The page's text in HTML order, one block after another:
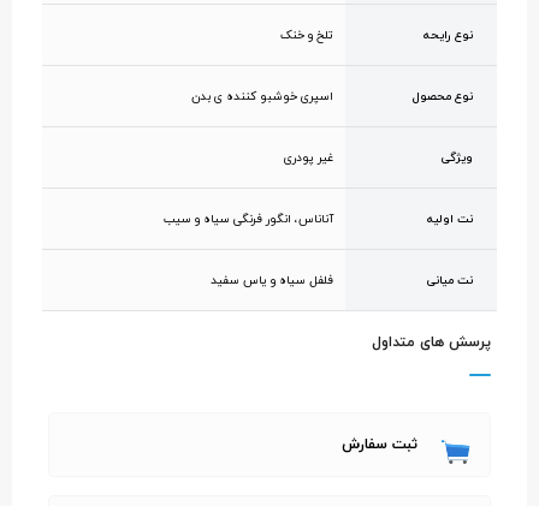
نوع رایحه تلخ و خنک
نوع محصول اسپری خوشبو کننده ی بدن
ویژگی غیر پودری
نت اولیه آناناس، انگور فرنگی سیاه و سیب
نت میانی فلفل سیاه و یاس سفید
پرسش های متداول
ثبت سفارش